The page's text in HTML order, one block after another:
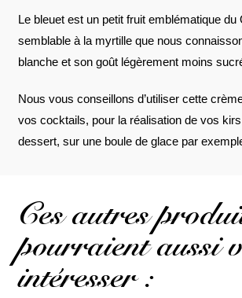
Le bleuet est un petit fruit emblématique du
semblable à la myrtille que nous
blanche et son goût légèrement moins
Nous vous conseillons d’utiliser cette
vos cocktails, pour la réalisation de vos
dessert, sur une boule de glace par
Ces autres
pourraient aussi
intéresser :